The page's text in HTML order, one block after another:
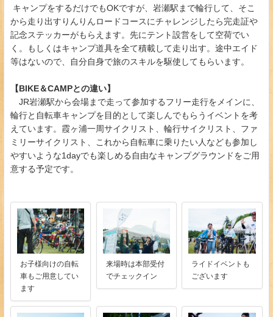
キャンプをするだけでもOKですが、岩瀬駅まで輪行して、そこ
から走り出すりんりんロードコースにチャレンジしたら完走証や
記念ステッカーがもらえます。先にテント設営をして空荷でい
く。もしくはキャンプ道具を全て積載して走り出す。途中エイド
等はないので、自分自身で旅のスキルを駆使してもらいます。
【BIKE＆CAMPとの違い】
JR岩瀬駅から会場まで走って参加するフリー走行をメインに、
輪行と自転車キャンプを目的として楽しんでもらうイベントを考
えています。霞ヶ浦一周サイクリスト、輪行サイクリスト、ファ
ミリーサイクリスト、これから自転車に乗りたい人なども参加し
やすいような1dayでも楽しめる自由なキャンプグラウンドをご用
意する予定です。
お子様向けの自転
車もご用意してい
ます
来場時は本部受付
でチェックイン
ライドイベントも
ございます